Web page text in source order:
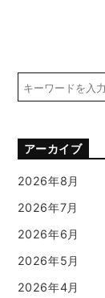
アーカイブ
2026年8月
2026年7月
2026年6月
2026年5月
2026年4月